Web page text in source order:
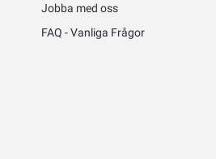
Jobba med oss
FAQ - Vanliga Frågor